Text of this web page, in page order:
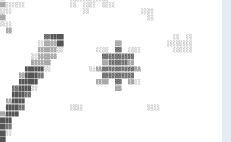
░░  ░░░░  ░░░░
░░                ░░░░
░░
▒▒▒▒░░░░▒▒░░░░
▒▒░░  ░░░░    ▒▒
▓▓████                                  ░░  ░░
░░▒▒▒▒██                ▒▒              ░░░░░░░░
▒▒▒▒▒▒░░          ░░░░  ▓▓  ░░░░          ░░░░░░
░░▒▒▒▒▒▒              ▓▓▓▓▓▓▓▓▓▓
▒▒▒▒▒▒                ▒▒▓▓▓▓▓▓▒▒
██████░░            ░░▒▒▓▓▓▓▓▓▓▓▓▓▒▒
▒▒████▓▓                  ▓▓▓▓▓▓▓▓▓▓
██████                  ▒▒▒▒  ▓▓  ▒▒░░
▓▓████░░                        ▒▒
░░            ████▓▓
▒▒████
████▓▓              ░░░░                    ░░░░
▒▒████
▓▓██▓▓
████░░